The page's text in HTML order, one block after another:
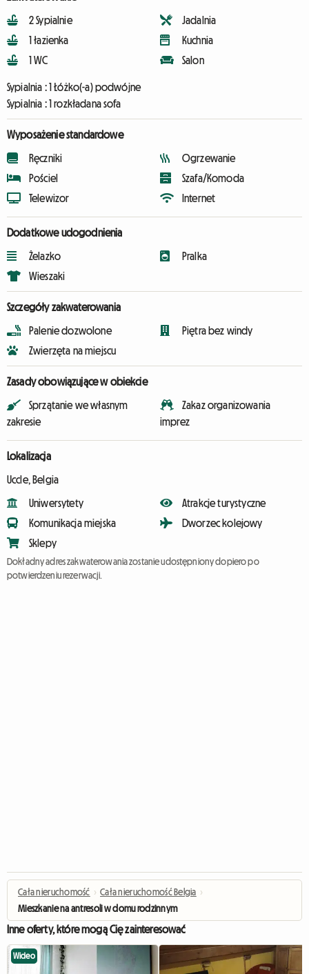
2 Sypialnie
1 łazienka
1 WC
Jadalnia
Kuchnia
Salon
Sypialnia :1 Łóżko(-a) podwójne
Sypialnia :1 rozkładana sofa
Wyposażenie standardowe
Ręczniki
Pościel
Telewizor
Ogrzewanie
Szafa/Komoda
Internet
Dodatkowe udogodnienia
Żelazko
Wieszaki
Pralka
Szczegóły zakwaterowania
Palenie dozwolone
Zwierzęta na miejscu
Piętra bez windy
Zasady obowiązujące w obiekcie
Sprzątanie we własnym
zakresie
Zakaz organizowania
imprez
Lokalizacja
Uccle, Belgia
Uniwersytety
Komunikacja miejska
Sklepy
Atrakcje turystyczne
Dworzec kolejowy
Dokładny adres zakwaterowania zostanie udostępniony dopiero po
potwierdzeniu rezerwacji.
Cała nieruchomość › Cała nieruchomość Belgia ›
Mieszkanie na antresoli w domu rodzinnym
Inne oferty, które mogą Cię zainteresować
Wideo